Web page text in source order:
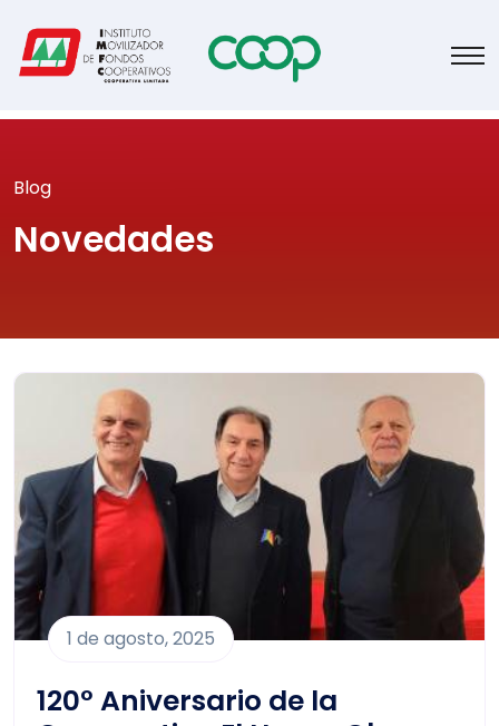
Blog
Novedades
1 de agosto, 2025
120° Aniversario de la